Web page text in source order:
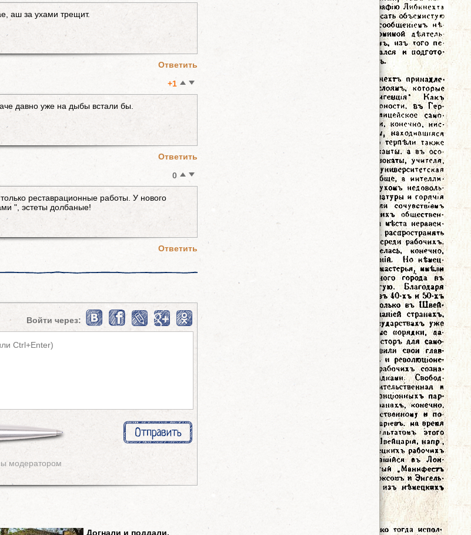
аш за ухами трещит.
Ответить
+1
давно уже на дыбы встали бы.
Ответить
0
реставрационные работы. У нового
", эстеты долбаные!
Ответить
Войти через:
модератором
Догнали и поддали,